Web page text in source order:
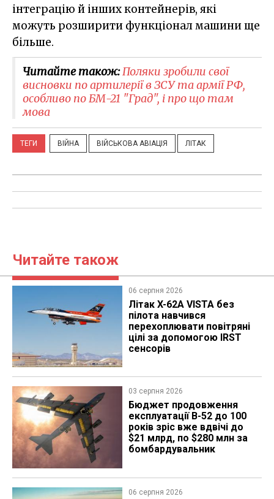
інтеграцію й інших контейнерів, які
можуть розширити функціонал машини ще
більше.
Читайте також:Поляки зробили свої
висновки по артилерії в ЗСУ та армії РФ,
особливо по БМ-21 "Град", і про що там
мова
ТЕГИ ВІЙНА ВІЙСЬКОВА АВІАЦІЯ ЛІТАК
Читайте також
06 серпня 2026
Літак X-62A VISTA без
пілота навчився
перехоплювати повітряні
цілі за допомогою IRST
сенсорів
03 серпня 2026
Бюджет продовження
експлуатації B-52 до 100
років зріс вже вдвічі до
$21 млрд, по $280 млн за
бомбардувальник
06 серпня 2026